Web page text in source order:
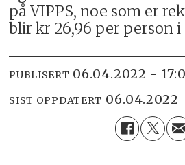
på VIPPS, noe som er
blir kr 26,96 per person i
PUBLISERT 06.04.2022 -
SIST OPPDATERT 06.04.2022